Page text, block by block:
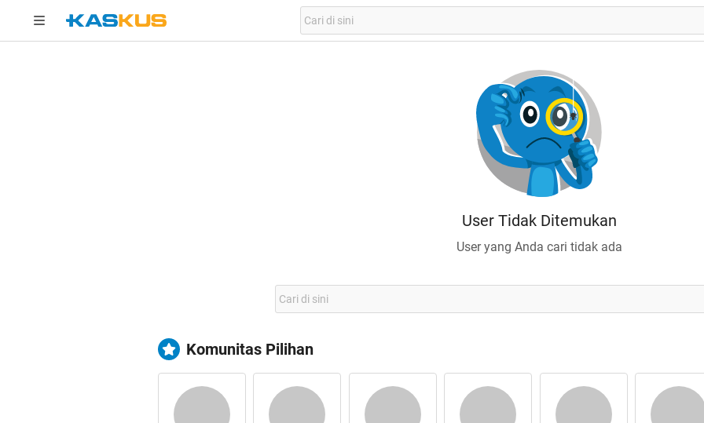
User Tidak Ditemukan
User yang Anda cari tidak ada
Komunitas Pilihan